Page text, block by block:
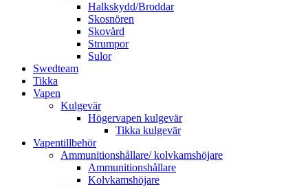
Halkskydd/Broddar
Skosnören
Skovård
Strumpor
Sulor
Swedteam
Tikka
Vapen
Kulgevär
Högervapen kulgevär
Tikka kulgevär
Vapentillbehör
Ammunitionshållare/ kolvkamshöjare
Ammunitionshållare
Kolvkamshöjare